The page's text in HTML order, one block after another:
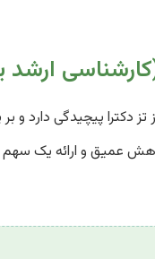
ارشد
تز دکترا پیچیدگی دارد و
عمیق و ارائه یک